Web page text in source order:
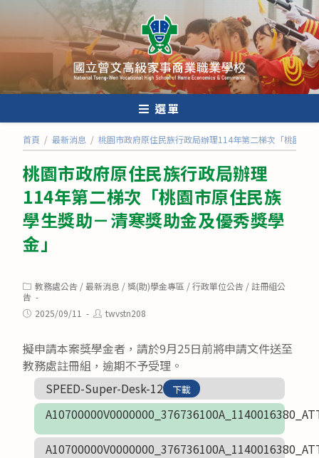
內
選單
首頁 / 最新消息 / 桃園市政府原住民族行政局辦理114年第二梯次「桃園市
桃園市政府原住民族行政局辦理
114年第二梯次「桃園市原住民族
學生獎助－清寒獎助金及優秀獎學
金」
Post
category:
教務處公告 /最新消息 /獎(助)學金專區 /行政單位公告 /註冊組公
告
Post2025/09/11
Posttwvstn208
擬申請本案獎學金者，請於9月25日前將申請文件送至
教務處註冊組，逾期不予受理。
SPEED-Super-Desk-12
下載